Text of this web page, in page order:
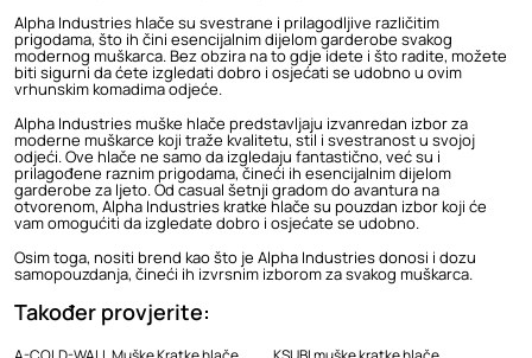
Alpha Industries hlače su svestrane i prilagodljive različitim
prigodama, što ih čini esencijalnim dijelom garderobe svakog
modernog muškarca. Bez obzira na to gdje idete i što radite, možete
biti sigurni da ćete izgledati dobro i osjećati se udobno u ovim
vrhunskim komadima odjeće.
Alpha Industriesmuške hlače predstavljaju izvanredan izbor za
moderne muškarce koji traže kvalitetu, stil i svestranost u svojoj
odjeći. Ove hlače ne samo da izgledaju fantastično, već su i
prilagođene raznim prigodama, čineći ih esencijalnim dijelom
garderobe za ljeto. Od casual šetnji gradom do avantura na
otvorenom, Alpha Industries kratke hlače su pouzdan izbor koji će
vam omogućiti da izgledate dobro i osjećate se udobno.
Osim toga, nositi brend kao što je Alpha Industries donosi i dozu
samopouzdanja, čineći ih izvrsnim izborom za svakog muškarca.
Također provjerite: